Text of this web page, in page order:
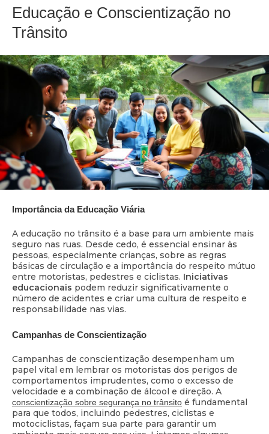
Educação e Conscientização no
Trânsito
Importância da Educação Viária
A educação no trânsito é a base para um ambiente mais
seguro nas ruas. Desde cedo, é essencial ensinar às
pessoas, especialmente crianças, sobre as regras
básicas de circulação e a importância do respeito mútuo
entre motoristas, pedestres e ciclistas. Iniciativas
educacionais podem reduzir significativamente o
número de acidentes e criar uma cultura de respeito e
responsabilidade nas vias.
Campanhas de Conscientização
Campanhas de conscientização desempenham um
papel vital em lembrar os motoristas dos perigos de
comportamentos imprudentes, como o excesso de
velocidade e a combinação de álcool e direção. A
conscientização sobre segurança no trânsito é fundamental
para que todos, incluindo pedestres, ciclistas e
motociclistas, façam sua parte para garantir um